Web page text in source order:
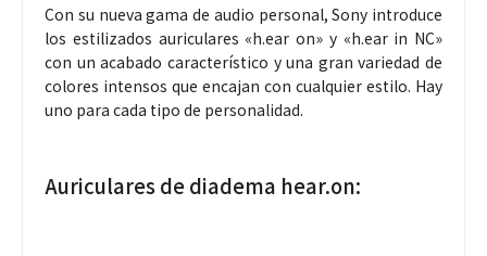
Con su nueva gama de audio personal, Sony introduce
los estilizados auriculares «h.ear on» y «h.ear in NC»
con un acabado característico y una gran variedad de
colores intensos que encajan con cualquier estilo. Hay
uno para cada tipo de personalidad.
Auriculares de diadema hear.on: